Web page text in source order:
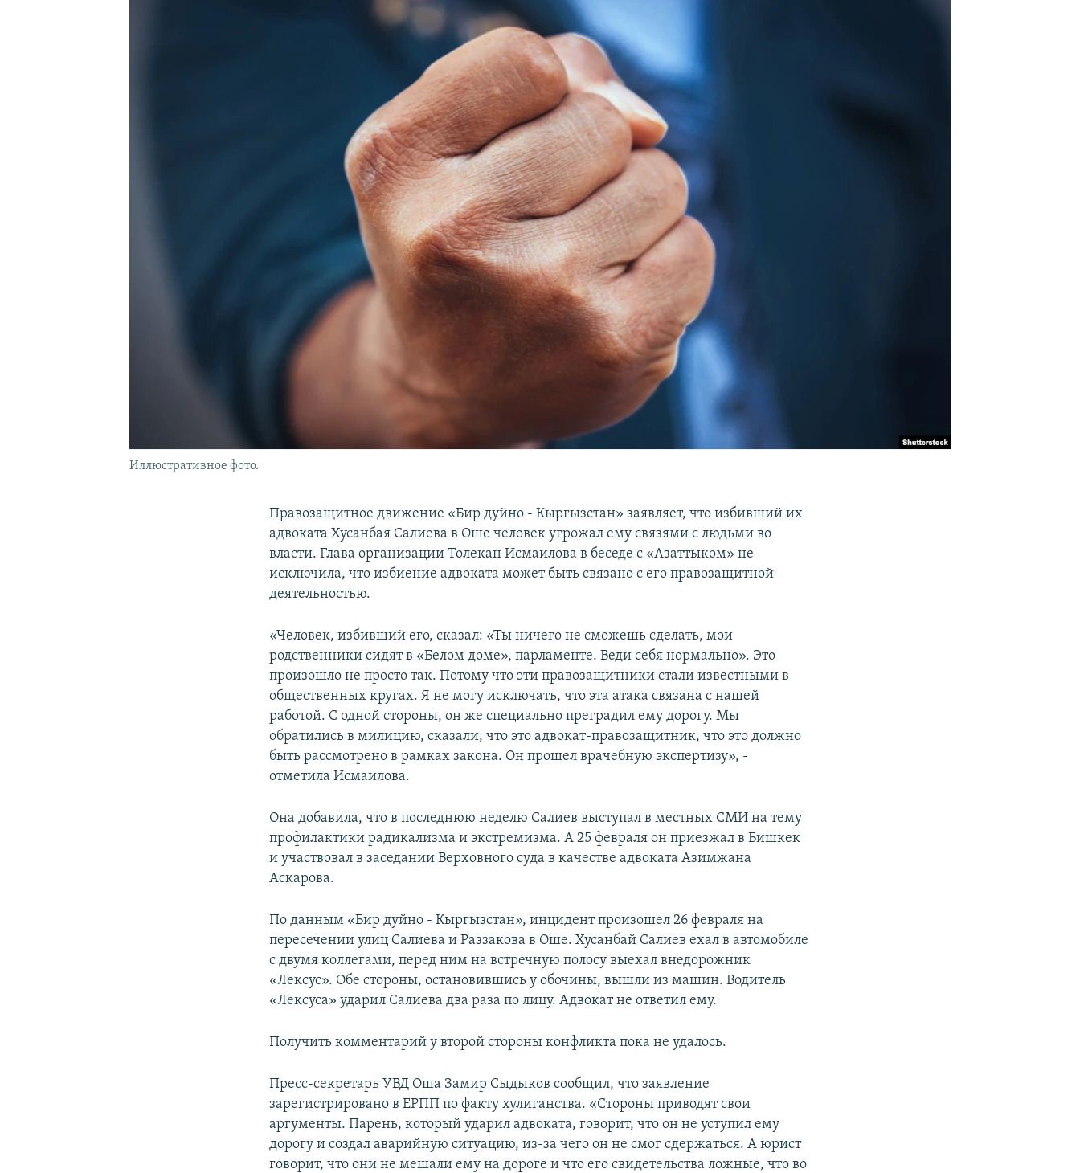
Иллюстративное фото.
Правозащитное движение «Бир дуйно - Кыргызстан» заявляет, что избивший их
адвоката Хусанбая Салиева в Оше человек угрожал ему связями с людьми во
власти. Глава организации Толекан Исмаилова в беседе с «Азаттыком» не
исключила, что избиение адвоката может быть связано с его правозащитной
деятельностью.
«Человек, избивший его, сказал: «Ты ничего не сможешь сделать, мои
родственники сидят в «Белом доме», парламенте. Веди себя нормально». Это
произошло не просто так. Потому что эти правозащитники стали известными в
общественных кругах. Я не могу исключать, что эта атака связана с нашей
работой. С одной стороны, он же специально преградил ему дорогу. Мы
обратились в милицию, сказали, что это адвокат-правозащитник, что это должно
быть рассмотрено в рамках закона. Он прошел врачебную экспертизу», -
отметила Исмаилова.
Она добавила, что в последнюю неделю Салиев выступал в местных СМИ на тему
профилактики радикализма и экстремизма. А 25 февраля он приезжал в Бишкек
и участвовал в заседании Верховного суда в качестве адвоката Азимжана
Аскарова.
По данным «Бир дуйно - Кыргызстан», инцидент произошел 26 февраля на
пересечении улиц Салиева и Раззакова в Оше. Хусанбай Салиев ехал в автомобиле
с двумя коллегами, перед ним на встречную полосу выехал внедорожник
«Лексус». Обе стороны, остановившись у обочины, вышли из машин. Водитель
«Лексуса» ударил Салиева два раза по лицу. Адвокат не ответил ему.
Получить комментарий у второй стороны конфликта пока не удалось.
Пресс-секретарь УВД Оша Замир Сыдыков сообщил, что заявление
зарегистрировано в ЕРПП по факту хулиганства. «Стороны приводят свои
аргументы. Парень, который ударил адвоката, говорит, что он не уступил ему
дорогу и создал аварийную ситуацию, из-за чего он не смог сдержаться. А юрист
говорит, что они не мешали ему на дороге и что его свидетельства ложные, что во